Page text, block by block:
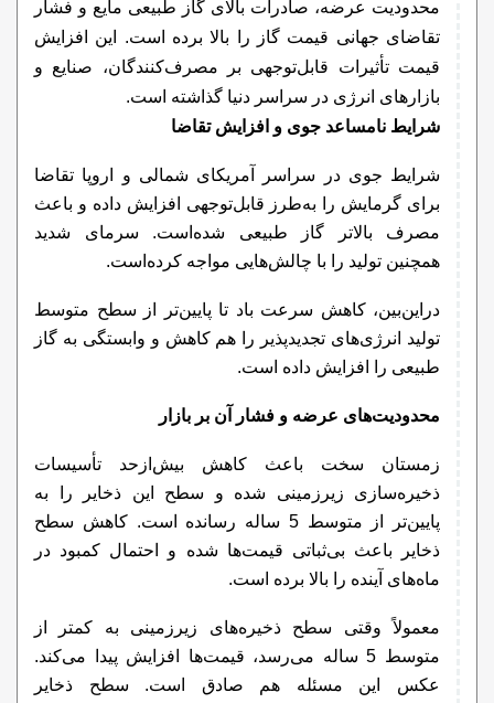
محدودیت عرضه، صادرات بالای گاز طبیعی مایع و فشار
تقاضای جهانی قیمت گاز را بالا برده است. این افزایش
قیمت تأثیرات قابل‌توجهی بر مصرف‌کنندگان، صنایع و
بازارهای انرژی در سراسر دنیا گذاشته است.
شرایط نامساعد جوی و افزایش تقاضا
شرایط جوی در سراسر آمریکای شمالی و اروپا تقاضا
برای گرمایش را به‌طرز قابل‌توجهی افزایش داده و باعث
مصرف بالاتر گاز طبیعی شده‌است. سرمای شدید
همچنین تولید را با چالش‌هایی مواجه کرده‌است.
دراین‌بین، کاهش سرعت باد تا پایین‌تر از سطح متوسط
تولید انرژی‌های تجدیدپذیر را هم کاهش و وابستگی به گاز
طبیعی را افزایش داده است.
محدودیت‌های عرضه و فشار آن بر بازار
زمستان سخت باعث کاهش بیش‌ازحد تأسیسات
ذخیره‌سازی زیرزمینی شده و سطح این ذخایر را به
پایین‌تر از متوسط 5 ساله رسانده است. کاهش سطح
ذخایر باعث بی‌ثباتی قیمت‌ها شده و احتمال کمبود در
ماه‌های آینده را بالا برده است.
معمولاً وقتی سطح ذخیره‌های زیرزمینی به کمتر از
متوسط 5 ساله می‌رسد، قیمت‌ها افزایش پیدا می‌کند.
عکس این مسئله هم صادق است. سطح ذخایر